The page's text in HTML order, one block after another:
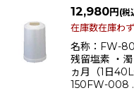
12,980円 (税
在庫数在庫わ
名称：FW-
残留塩素 ・
ヵ月（1日
150FW-008